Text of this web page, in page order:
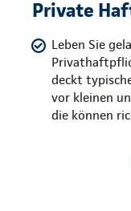
Private
Leben Sie
deckt
vor kleinen
die können